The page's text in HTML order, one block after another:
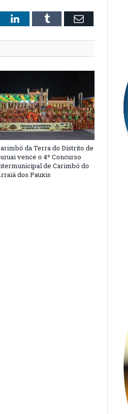
LinkedInTumblr Email
da Terra do Distrito de
vence o 4º Concurso
de Carimbó do
dos Pauxis